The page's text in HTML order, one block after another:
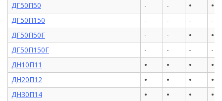
ДГ50П50 - - • •
ДГ50П150 - - -
-
ДГ50П50Г
- - • •
ДГ50П150Г - - -
-
ДН10П11
• • • •
ДН20П12 • • • •
ДН30П14 • • • •